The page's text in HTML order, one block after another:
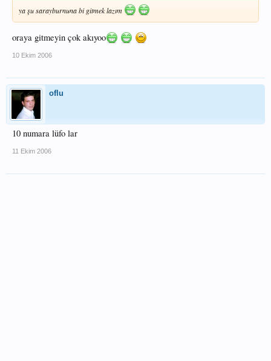
ya şu sarayburnuna bi gitmek lazım
oraya gitmeyin çok akıyoo
10 Ekim 2006
oflu
10 numara lüfo lar
11 Ekim 2006